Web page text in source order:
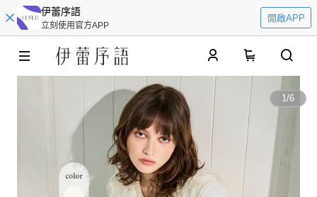
伊蕾序語
立刻使用官方APP
開啟APP
1/6